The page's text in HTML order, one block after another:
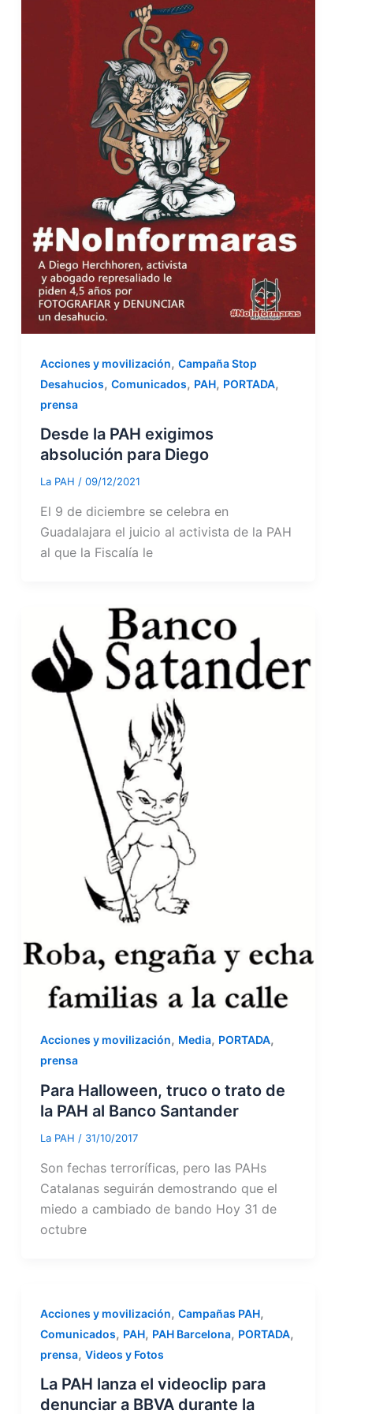
Acciones y movilización, Campaña Stop
Desahucios, Comunicados, PAH, PORTADA,
prensa
Desde la PAH exigimos
absolución para Diego
La PAH / 09/12/2021
El 9 de diciembre se celebra en
Guadalajara el juicio al activista de la PAH
al que la Fiscalía le
Acciones y movilización, Media, PORTADA,
prensa
Para Halloween, truco o trato de
la PAH al Banco Santander
La PAH / 31/10/2017
Son fechas terroríficas, pero las PAHs
Catalanas seguirán demostrando que el
miedo a cambiado de bando Hoy 31 de
octubre
Acciones y movilización, Campañas PAH,
Comunicados, PAH, PAH Barcelona, PORTADA,
prensa, Videos y Fotos
La PAH lanza el videoclip para
denunciar a BBVA durante la